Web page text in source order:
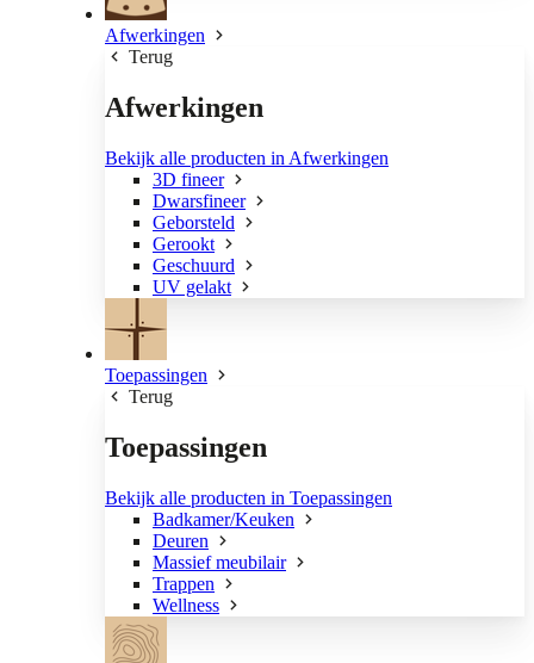
Afwerkingen
Terug
Afwerkingen
Bekijk alle producten in Afwerkingen
3D fineer
Dwarsfineer
Geborsteld
Gerookt
Geschuurd
UV gelakt
Toepassingen
Terug
Toepassingen
Bekijk alle producten in Toepassingen
Badkamer/Keuken
Deuren
Massief meubilair
Trappen
Wellness